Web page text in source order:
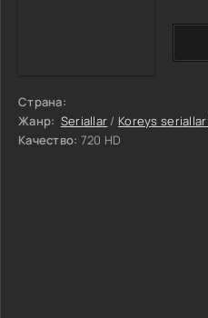
Страна:
Жанр: Seriallar / Koreys seriallari
Качество: 720 HD